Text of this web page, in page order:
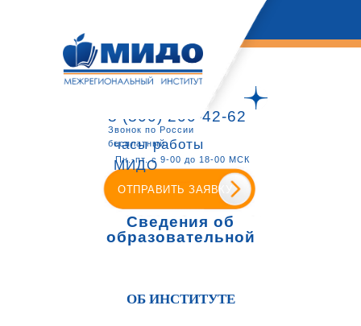
8 (800) 200-42-62
Звонок по России
бесплатный
ОТПРАВИТЬ ЗАЯВКУ
часы работы
МИДО
Пн.-пт. с 9-00 до 18-00 МСК
Сведения об
образовательной
ОБ ИНСТИТУТЕ